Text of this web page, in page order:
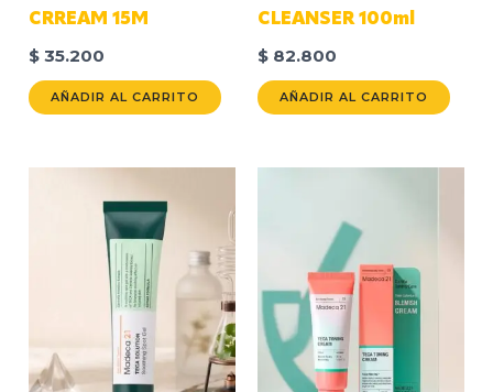
CRREAM 15M
$ 35.200
AÑADIR AL CARRITO
CLEANSER 100ml
$ 82.800
AÑADIR AL CARRITO